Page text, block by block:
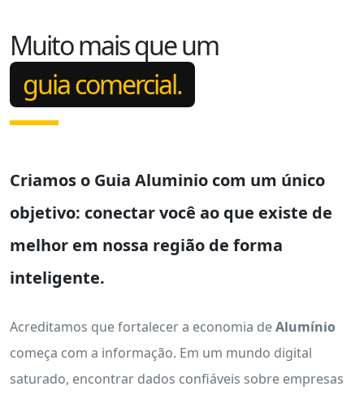
Muito mais que um
guia comercial.
Criamos o Guia Aluminio com um único
objetivo: conectar você ao que existe de
melhor em nossa região de forma
inteligente.
Acreditamos que fortalecer a economia deAlumínio
começa com a informação. Em um mundo digital
saturado, encontrar dados confiáveis sobre empresas